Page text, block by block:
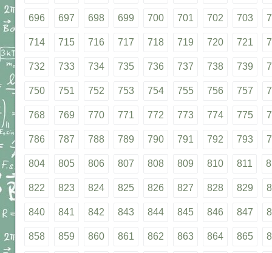
696 697 698 699 700 701 702 703
714 715 716 717 718 719 720 721
732 733 734 735 736 737 738 739
750 751 752 753 754 755 756 757
768 769 770 771 772 773 774 775
786 787 788 789 790 791 792 793
804 805 806 807 808 809 810 811
822 823 824 825 826 827 828 829
840 841 842 843 844 845 846 847
858 859 860 861 862 863 864 865